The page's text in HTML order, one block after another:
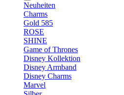
Neuheiten
Charms
Gold 585
ROSE
SHINE
Game of Thrones
Disney Kollektion
Disney Armband
Disney Charms
Marvel